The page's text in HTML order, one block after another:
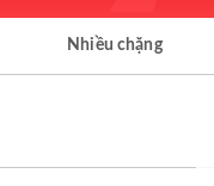
Nhiều chặng